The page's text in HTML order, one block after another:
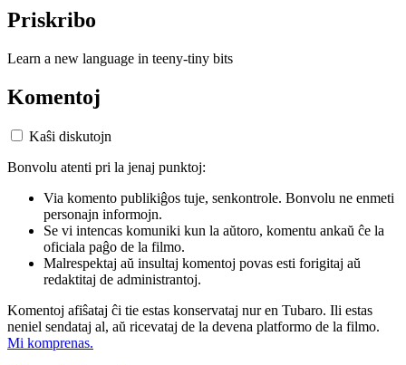
Priskribo
Learn a new language in teeny-tiny bits
Komentoj
Kaŝi diskutojn
Bonvolu atenti pri la jenaj punktoj:
Via komento publikiĝos tuje, senkontrole. Bonvolu ne enmeti
personajn informojn.
Se vi intencas komuniki kun la aŭtoro, komentu ankaŭ ĉe la
oficiala paĝo de la filmo.
Malrespektaj aŭ insultaj komentoj povas esti forigitaj aŭ
redaktitaj de administrantoj.
Komentoj afiŝataj ĉi tie estas konservataj nur en Tubaro. Ili estas
neniel sendataj al, aŭ ricevataj de la devena platformo de la filmo.
Mi komprenas.